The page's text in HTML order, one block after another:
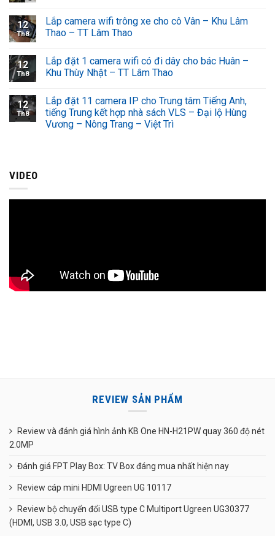
12
Th8
Lắp camera wifi trông xe cho cô Vân – Khu Lâm
Thao – TT Lâm Thao
12
Th8
Lắp đặt 1 camera wifi có đi dây cho bác Huân –
Khu Thùy Nhật – TT Lâm Thao
12
Th8
Lắp đặt 11 camera IP cho Trung tâm Tiếng Anh,
tiếng Trung kết hợp nhà sách VLS – Đại lộ Hùng
Vương – Nông Trang – Việt Trì
VIDEO
REVIEW SẢN PHẨM
Review và đánh giá hình ảnh KB One HN-H21PW quay 360 độ nét
2.0MP
Đánh giá FPT Play Box: TV Box đáng mua nhất hiện nay
Review cáp mini HDMI Ugreen UG 10117
Review bộ chuyển đổi USB type C Multiport Ugreen UG30377
(HDMI, USB 3.0, USB sạc type C)